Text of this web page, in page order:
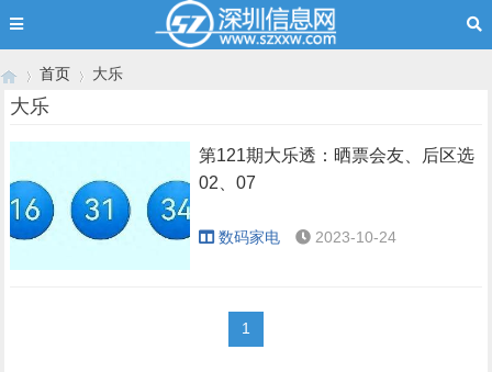
首页 大乐
大乐
第121期大乐透：晒票会友、后区选
02、07
数码家电 2023-10-24
1